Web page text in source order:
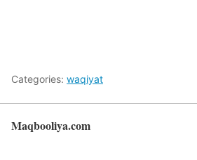
Categories: waqiyat
Maqbooliya.com